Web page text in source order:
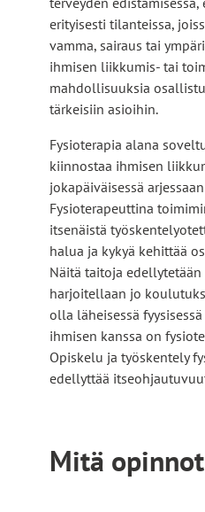
erityisesti tilanteissa,
vamma, sairaus tai
ihmisen liikkumis- tai
mahdollisuuksia
tärkeisiin asioihin.
Fysioterapia alana
kiinnostaa ihmisen
jokapäiväisessä
Fysioterapeuttina
itsenäistä
halua ja kykyä kehittää
Näitä taitoja
harjoitellaan jo
olla läheisessä
ihmisen kanssa on
Opiskelu ja työskentely
edellyttää
Mitä